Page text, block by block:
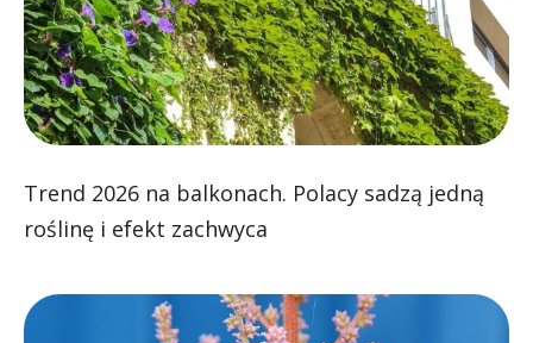
Trend 2026 na balkonach. Polacy sadzą jedną
roślinę i efekt zachwyca